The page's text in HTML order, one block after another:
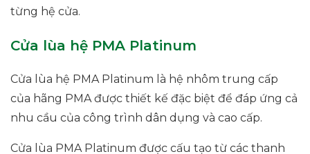
từng hệ cửa.
Cửa lùa hệ PMA Platinum
Cửa lùa hệ PMA Platinum là hệ nhôm trung cấp
của hãng PMA được thiết kế đặc biệt để đáp ứng cả
nhu cầu của công trình dân dụng và cao cấp.
Cửa lùa PMA Platinum được cấu tạo từ các thanh